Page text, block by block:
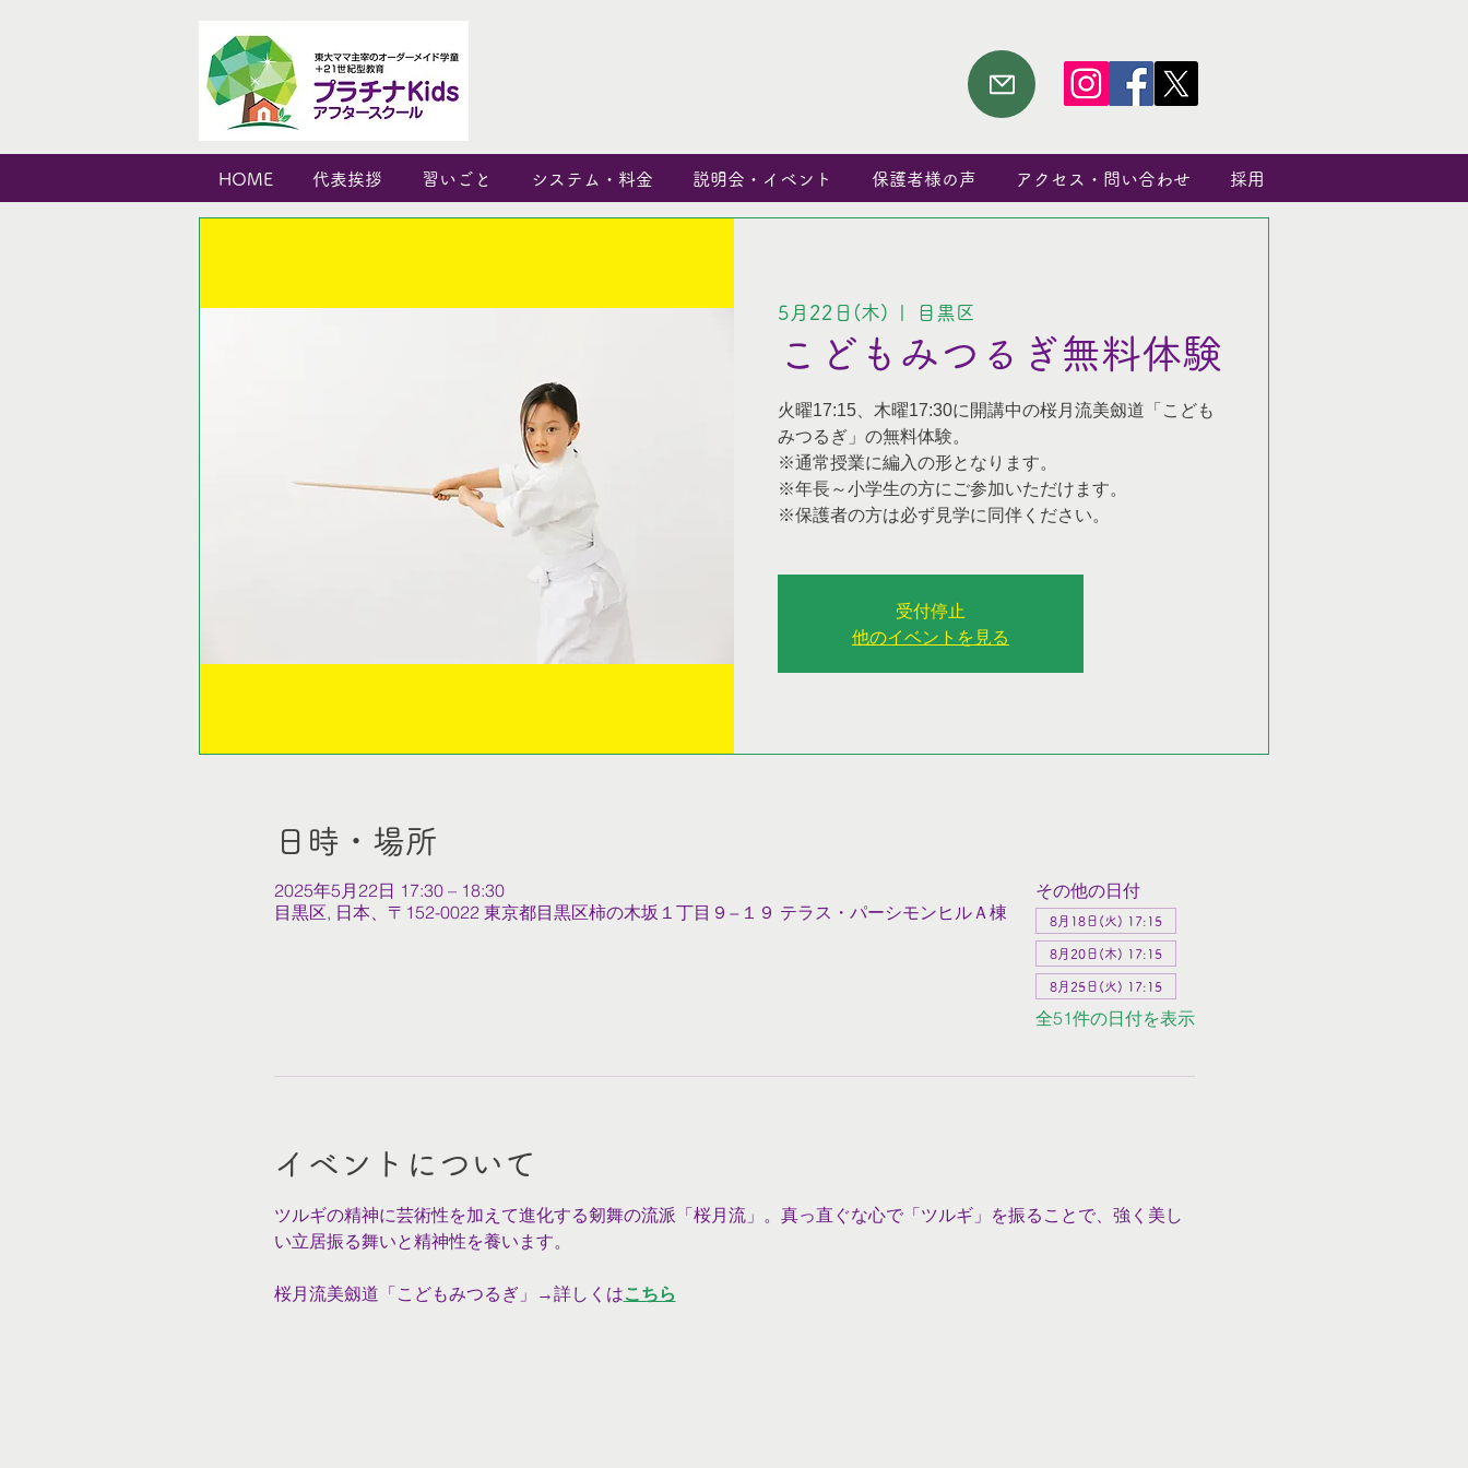
HOME 代表挨拶 習いごと システム・料金 説明会・イベント 保護者様の声 アクセス・問い合わせ 採用
5月22日(木) 目黒区
こどもみつるぎ無料体験
火曜17:15、木曜17:30に開講中の桜月流美劔道「こども
みつるぎ」の無料体験。
※通常授業に編入の形となります。
※年長～小学生の方にご参加いただけます。
※保護者の方は必ず見学に同伴ください。
受付停止
他のイベントを見る
日時・場所
2025年5月22日 17:30 – 18:30
目黒区, 日本、〒152-0022 東京都目黒区柿の木坂１丁目９−１９ テラス・パーシモンヒルＡ棟
その他の日付
8月18日(火) 17:15
8月20日(木) 17:15
8月25日(火) 17:15
全51件の日付を表示
イベントについて
ツルギの精神に芸術性を加えて進化する剱舞の流派「桜月流」。真っ直ぐな心で「ツルギ」を振ることで、強く美し
い立居振る舞いと精神性を養います。
桜月流美劔道「こどもみつるぎ」→詳しくはこちら